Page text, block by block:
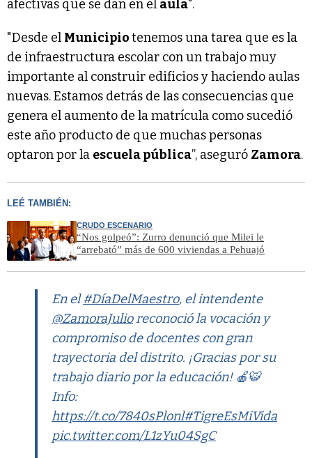
afectivas que se dan en el aula".
"Desde el Municipiotenemos una tarea que es la
de infraestructura escolar con un trabajo muy
importante al construir edificios y haciendo aulas
nuevas. Estamos detrás de las consecuencias que
genera el aumento de la matrícula como sucedió
este año producto de que muchas personas
optaron por la escuela pública”, aseguró Zamora.
LEÉ TAMBIÉN:
CRUDO ESCENARIO
“Nos golpeó”: Zurro denunció que Milei le
“arrebató” más de 600 viviendas a Pehuajó
En el#DíaDelMaestro, el intendente
@ZamoraJulioreconoció la vocación y
compromiso de docentes con gran
trayectoria del distrito. ¡Gracias por su
trabajo diario por la educación! 🍎🐯
Info:
https://t.co/7840sPlonl#TigreEsMiVida
pic.twitter.com/L1zYu04SgC